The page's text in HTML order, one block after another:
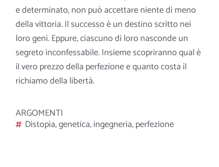
e determinato, non può accettare niente di meno
della vittoria. Il successo è un destino scritto nei
loro geni. Eppure, ciascuno di loro nasconde un
segreto inconfessabile. Insieme scopriranno qual è
il vero prezzo della perfezione e quanto costa il
richiamo della libertà.
ARGOMENTI
Distopia,genetica,ingegneria,perfezione